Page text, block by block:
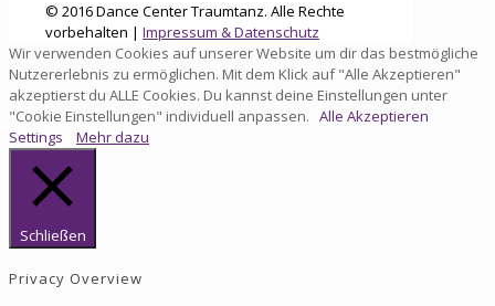
© 2016 Dance Center Traumtanz. Alle Rechte
vorbehalten | Impressum & Datenschutz
Wir verwenden Cookies auf unserer Website um dir das bestmögliche
Nutzererlebnis zu ermöglichen. Mit dem Klick auf "Alle Akzeptieren"
akzeptierst du ALLE Cookies. Du kannst deine Einstellungen unter
"Cookie Einstellungen" individuell anpassen. Alle Akzeptieren
Settings
Mehr dazu
Schließen
Privacy Overview